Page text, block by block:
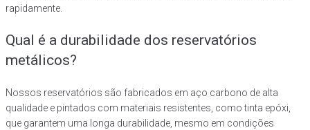
rapidamente.
Qual é a durabilidade dos reservatórios
metálicos?
Nossos reservatórios são fabricados em aço carbono de alta
qualidade e pintados com materiais resistentes, como tinta epóxi,
que garantem uma longa durabilidade, mesmo em condições